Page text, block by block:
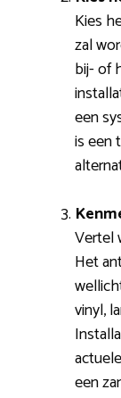
Kies
zal
bij- of
een
is een
Vertel
Het
vinyl,
een